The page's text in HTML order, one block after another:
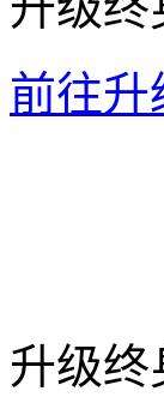
前往升
升级终